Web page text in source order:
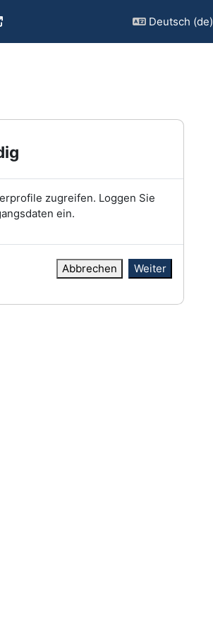
Deutsch ‎(de)‎
zugreifen. Loggen Sie
ein.
Abbrechen Weiter